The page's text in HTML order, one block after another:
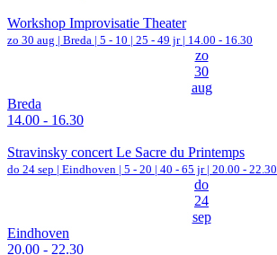
Workshop Improvisatie Theater
zo 30 aug | Breda | 5 - 10 | 25 - 49 jr | 14.00 - 16.30
zo
30
aug
Breda
14.00 - 16.30
Stravinsky concert Le Sacre du Printemps
do 24 sep | Eindhoven | 5 - 20 | 40 - 65 jr | 20.00 - 22.30
do
24
sep
Eindhoven
20.00 - 22.30